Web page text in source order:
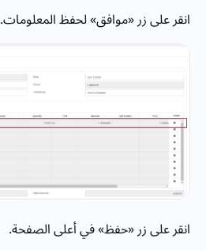
انقر على زر «موافق» لحفظ المعلومات.
انقر على زر «حفظ» في أعلى الصفحة.